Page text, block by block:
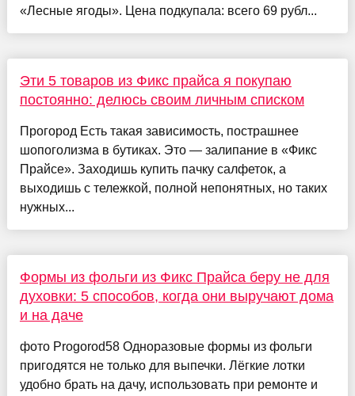
«Лесные ягоды». Цена подкупала: всего 69 рубл...
Эти 5 товаров из Фикс прайса я покупаю
постоянно: делюсь своим личным списком
Прогород Есть такая зависимость, пострашнее
шопоголизма в бутиках. Это — залипание в «Фикс
Прайсе». Заходишь купить пачку салфеток, а
выходишь с тележкой, полной непонятных, но таких
нужных...
Формы из фольги из Фикс Прайса беру не для
духовки: 5 способов, когда они выручают дома
и на даче
фото Progorod58 Одноразовые формы из фольги
пригодятся не только для выпечки. Лёгкие лотки
удобно брать на дачу, использовать при ремонте и